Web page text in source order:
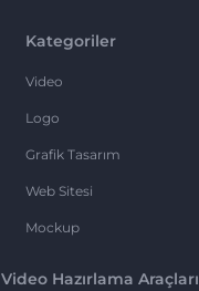
Kategoriler
Video
Logo
Grafik Tasarım
Web Sitesi
Mockup
Video Hazırlama Araçları